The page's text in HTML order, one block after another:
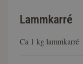
Lammkarré
Ca 1 kg lammkarré